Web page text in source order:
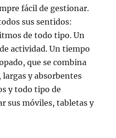
fácil de gestionar.
sus sentidos:
de todo tipo. Un
actividad. Un tiempo
que se combina
y absorbentes
y todo tipo de
sus móviles, tabletas y